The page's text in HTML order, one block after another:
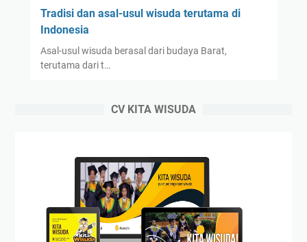
Tradisi dan asal-usul wisuda terutama di
Indonesia
Asal-usul wisuda berasal dari budaya Barat,
terutama dari t…
CV KITA WISUDA